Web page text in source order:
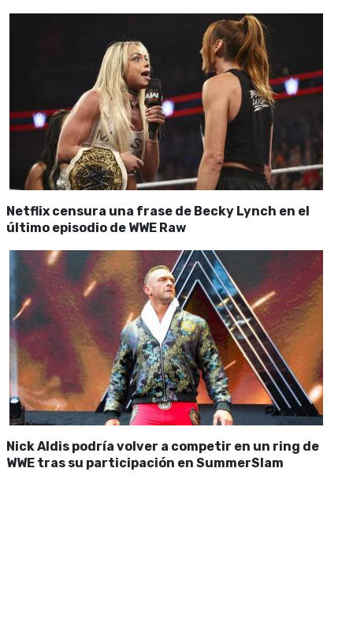
Netflix censura una frase de Becky Lynch en el
último episodio de WWE Raw
Nick Aldis podría volver a competir en un ring de
WWE tras su participación en SummerSlam